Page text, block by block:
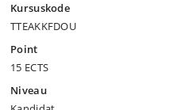
Kursuskode
TTEAKKFDOU
Point
15 ECTS
Niveau